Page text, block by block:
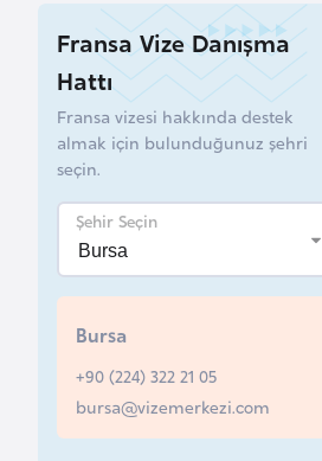
Fransa Vize Danışma
Hattı
Fransa vizesi hakkında destek
almak için bulunduğunuz şehri
seçin.
Şehir Seçin
Bursa
+90 (224) 322 21 05
bursa@vizemerkezi.com
u
s
u
r
y
A
z
e